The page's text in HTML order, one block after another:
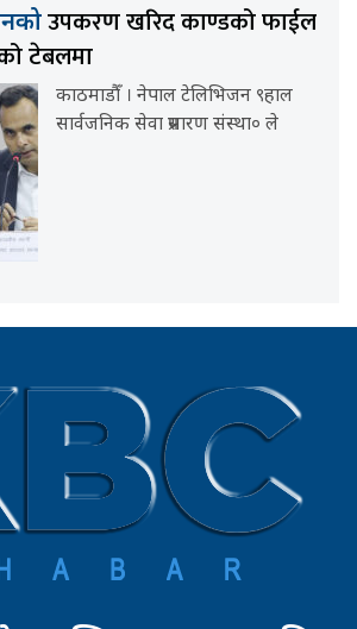
उपकरण खरिद काण्डको फाईल
टेबलमा
काठमाडौँ । नेपाल टेलिभिजन ९हाल
सार्वजनिक सेवा प्रसारण संस्था० ले